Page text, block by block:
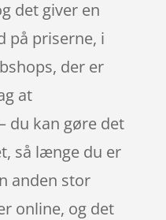
det giver en
på priserne, i
der er
at
du kan gøre det
så længe du er
anden stor
online, og det